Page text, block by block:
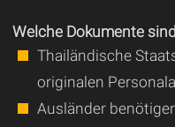
Welche Dokumente
Thailändische
originalen
Ausländer